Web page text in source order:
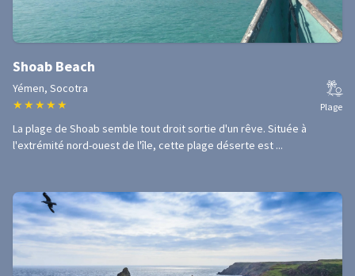
Shoab Beach
Yémen, Socotra
★ ★ ★ ★ ★ Plage
La plage de Shoab semble tout droit sortie d'un rêve. Située à
l'extrémité nord-ouest de l'île, cette plage déserte est ...